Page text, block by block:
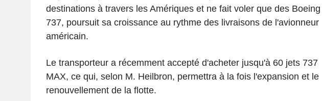
destinations à travers les Amériques et ne fait voler que des Boeing
737, poursuit sa croissance au rythme des livraisons de l'avionneur
américain.
Le transporteur a récemment accepté d'acheter jusqu'à 60 jets 737
MAX, ce qui, selon M. Heilbron, permettra à la fois l'expansion et le
renouvellement de la flotte.